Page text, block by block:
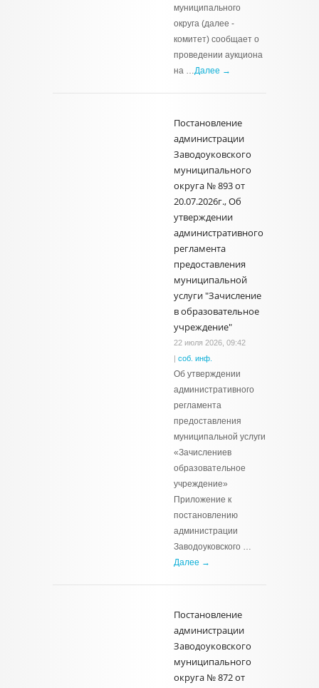
муниципального
округа (далее -
комитет) сообщает о
проведении аукциона
на …Далее →
Постановление
администрации
Заводоуковского
муниципального
округа № 893 от
20.07.2026г., Об
утверждении
административного
регламента
предоставления
муниципальной
услуги "Зачисление
в образовательное
учреждение"
22 июля 2026, 09:42
| соб. инф.
Об утверждении
административного
регламента
предоставления
муниципальной услуги
«Зачислениев
образовательное
учреждение»
Приложение к
постановлению
администрации
Заводоуковского …
Далее →
Постановление
администрации
Заводоуковского
муниципального
округа № 872 от